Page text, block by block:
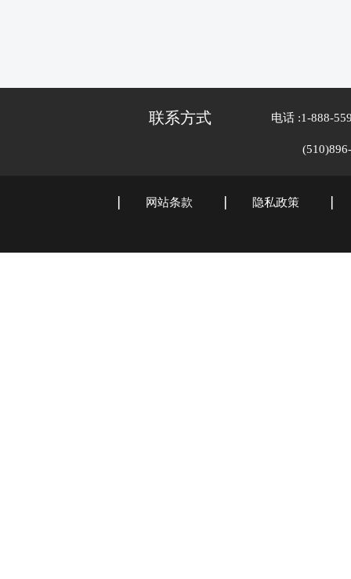
联系方式 电话 :1-888-
网站条款 隐私政策